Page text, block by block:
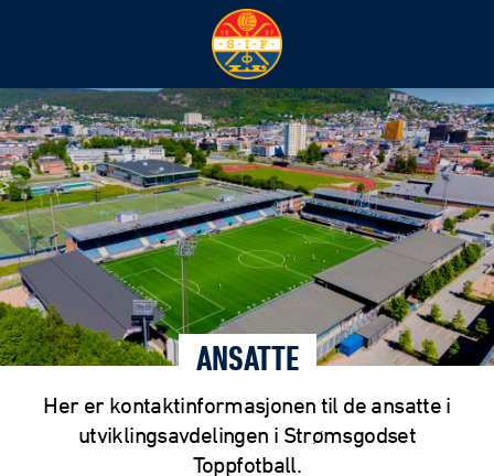
ANSATTE
Her er kontaktinformasjonen til de ansatte i
utviklingsavdelingen i Strømsgodset
Toppfotball.